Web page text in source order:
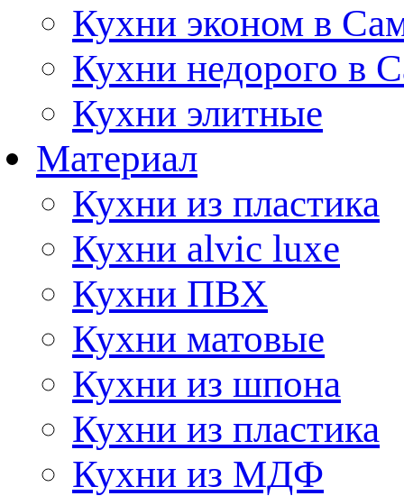
Кухни эконом в
Кухни недорого в
Кухни элитные
Материал
Кухни из пластика
Кухни alvic luxe
Кухни ПВХ
Кухни матовые
Кухни из шпона
Кухни из пластика
Кухни из МДФ